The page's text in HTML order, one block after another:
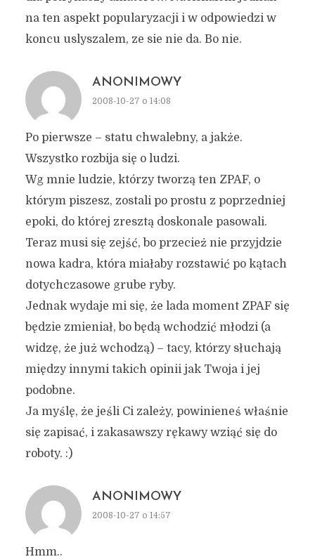
na ten aspekt popularyzacji i w odpowiedzi w
koncu uslyszalem, ze sie nie da. Bo nie.
ANONIMOWY
2008-10-27 o 14:08
Po pierwsze – statu chwalebny, a jakże.
Wszystko rozbija się o ludzi.
Wg mnie ludzie, którzy tworzą ten ZPAF, o
którym piszesz, zostali po prostu z poprzedniej
epoki, do której zresztą doskonale pasowali.
Teraz musi się zejść, bo przecież nie przyjdzie
nowa kadra, która miałaby rozstawić po kątach
dotychczasowe grube ryby.
Jednak wydaje mi się, że lada moment ZPAF się
będzie zmieniał, bo będą wchodzić młodzi (a
widzę, że już wchodzą) – tacy, którzy słuchają
między innymi takich opinii jak Twoja i jej
podobne.
Ja myślę, że jeśli Ci zależy, powinieneś właśnie
się zapisać, i zakasawszy rękawy wziąć się do
roboty. :)
ANONIMOWY
2008-10-27 o 14:57
Hmm..